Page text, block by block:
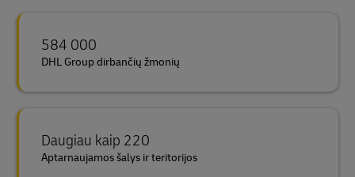
584 000
DHL Group dirbančių žmonių
Daugiau kaip 220
Aptarnaujamos šalys ir teritorijos